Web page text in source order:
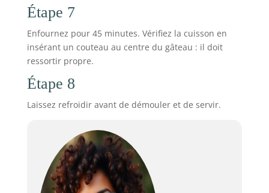
Étape 7
Enfournez pour 45 minutes. Vérifiez la cuisson en
insérant un couteau au centre du gâteau : il doit
ressortir propre.
Étape 8
Laissez refroidir avant de démouler et de servir.